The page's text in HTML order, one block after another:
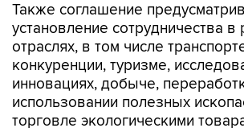
Также соглашение
установление сотрудничества в
отраслях, в том числе
конкуренции, туризме,
инновациях, добыче,
использовании полезных
торговле экологическими